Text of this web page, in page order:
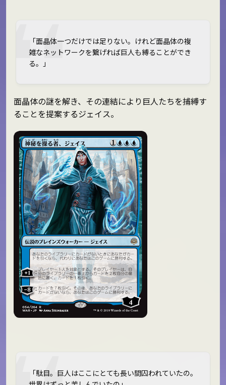
「面晶体一つだけでは足りない。けれど面晶体の複
雑なネットワークを繋げれば巨人も縛ることができ
る。」
面晶体の謎を解き、その連結により巨人たちを捕縛す
ることを提案するジェイス。
「駄目。巨人はここにとても長い間囚われていたの。